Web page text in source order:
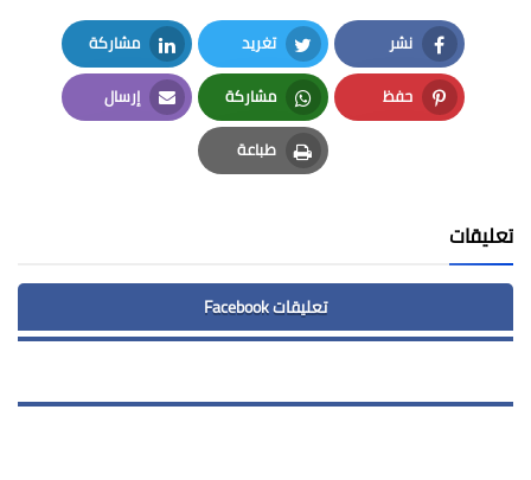
نشر
Facebook
تغريد
Twitter
مشاركة
LinkedIn
حفظ
Pinterest
مشاركة
Whatsapp
إرسال
Email
طباعة
Print
تعليقات
تعليقات Facebook